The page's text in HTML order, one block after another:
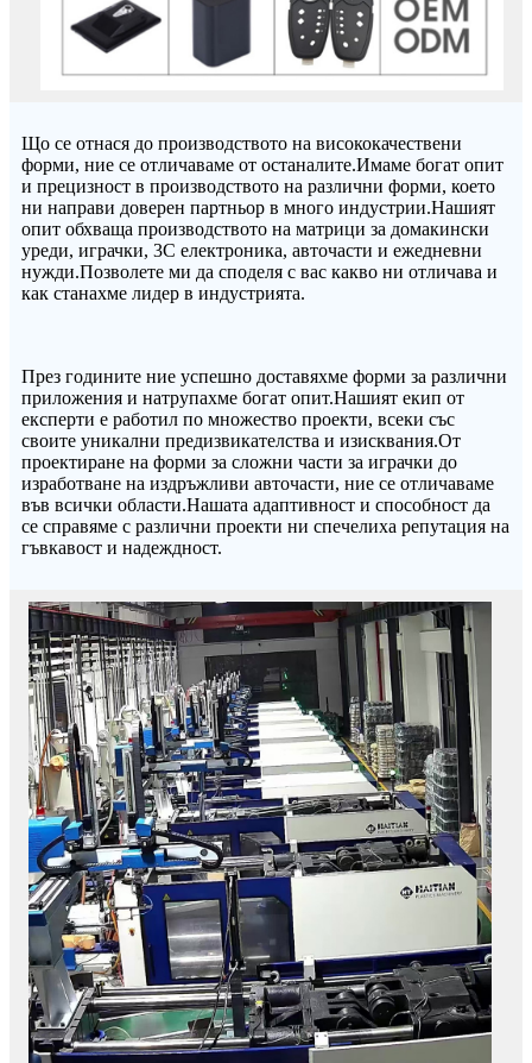
Що се отнася до производството на висококачествени
форми, ние се отличаваме от останалите.Имаме богат опит
и прецизност в производството на различни форми, което
ни направи доверен партньор в много индустрии.Нашият
опит обхваща производството на матрици за домакински
уреди, играчки, 3C електроника, авточасти и ежедневни
нужди.Позволете ми да споделя с вас какво ни отличава и
как станахме лидер в индустрията.
През годините ние успешно доставяхме форми за различни
приложения и натрупахме богат опит.Нашият екип от
експерти е работил по множество проекти, всеки със
своите уникални предизвикателства и изисквания.От
проектиране на форми за сложни части за играчки до
изработване на издръжливи авточасти, ние се отличаваме
във всички области.Нашата адаптивност и способност да
се справяме с различни проекти ни спечелиха репутация на
гъвкавост и надеждност.